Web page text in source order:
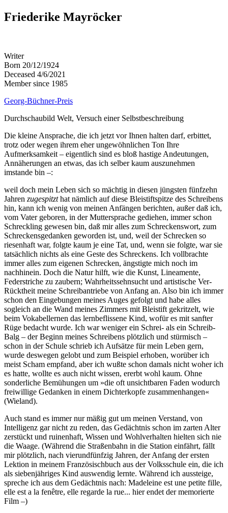
Friederike Mayröcker
Writer
Born 20/12/1924
Deceased 4/6/2021
Member since 1985
Georg-Büchner-Preis
Durchschaubild Welt, Versuch einer Selbstbeschreibung
Die kleine Ansprache, die ich jetzt vor Ihnen halten darf, erbittet,
trotz oder wegen ihrem eher ungewöhnlichen Ton Ihre
Aufmerksamkeit – eigentlich sind es bloß hastige Andeutungen,
Annäherungen an etwas, das ich selber kaum auszunehmen
imstande bin –:
weil doch mein Leben sich so mächtig in diesen jüngsten fünfzehn
Jahren zugespitzthat nämlich auf diese Bleistiftspitze des Schreibens
hin, kann ich wenig von meinen Anfängen berichten, außer daß ich,
vom Vater geboren, in der Muttersprache gediehen, immer schon
Schreckling gewesen bin, daß mir alles zum Schreckenswort, zum
Schreckensgedanken geworden ist, und, weil der Schrecken so
riesenhaft war, folgte kaum je eine Tat, und, wenn sie folgte, war sie
tatsächlich nichts als eine Geste des Schreckens. Ich vollbrachte
immer alles zum eigenen Schrecken, ängstigte mich noch im
nachhinein. Doch die Natur hilft, wie die Kunst, Lineamente,
Federstriche zu zaubern; Wahrheitssehnsucht und artistische Ver-
Rücktheit meine Schreibantriebe von Anfang an. Also bin ich immer
schon den Eingebungen meines Auges gefolgt und habe alles
sogleich an die Wand meines Zimmers mit Bleistift gekritzelt, wie
beim Vokabellernen das lernbeflissene Kind, wofür es mit sanfter
Rüge bedacht wurde. Ich war weniger ein Schrei- als ein Schreib-
Balg – der Beginn meines Schreibens plötzlich und stürmisch –
schon in der Schule schrieb ich Aufsätze für mein Leben gern,
wurde deswegen gelobt und zum Beispiel erhoben, worüber ich
meist Scham empfand, aber ich wußte schon damals nicht woher ich
es hatte, wollte es auch nicht wissen, ererbt wohl kaum. Ohne
sonderliche Bemühungen um »die oft unsichtbaren Faden wodurch
freiwillige Gedanken in einem Dichterkopfe zusammenhangen«
(Wieland).
Auch stand es immer nur mäßig gut um meinen Verstand, von
Intelligenz gar nicht zu reden, das Gedächtnis schon im zarten Alter
zerstückt und ruinenhaft, Wissen und Wohlverhalten hielten sich nie
die Waage. (Während die Straßenbahn in die Station einfährt, fällt
mir plötzlich, nach vierundfünfzig Jahren, der Anfang der ersten
Lektion in meinem Französischbuch aus der Volksschule ein, die ich
als siebenjähriges Kind auswendig lernte. Während ich aussteige,
spreche ich aus dem Gedächtnis nach: Madeleine est une petite fille,
elle est a la fenêtre, elle regarde la rue... hier endet der memorierte
Film –)